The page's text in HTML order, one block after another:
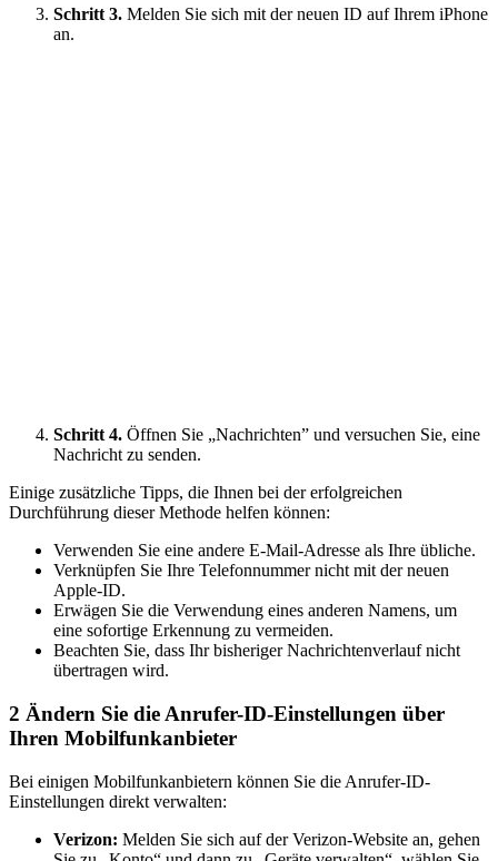
Schritt 3. Melden Sie sich mit der neuen ID auf Ihrem iPhone
an.
Schritt 4. Öffnen Sie „Nachrichten” und versuchen Sie, eine
Nachricht zu senden.
Einige zusätzliche Tipps, die Ihnen bei der erfolgreichen
Durchführung dieser Methode helfen können:
Verwenden Sie eine andere E-Mail-Adresse als Ihre übliche.
Verknüpfen Sie Ihre Telefonnummer nicht mit der neuen
Apple-ID.
Erwägen Sie die Verwendung eines anderen Namens, um
eine sofortige Erkennung zu vermeiden.
Beachten Sie, dass Ihr bisheriger Nachrichtenverlauf nicht
übertragen wird.
2 Ändern Sie die Anrufer-ID-Einstellungen über
Ihren Mobilfunkanbieter
Bei einigen Mobilfunkanbietern können Sie die Anrufer-ID-
Einstellungen direkt verwalten:
Verizon: Melden Sie sich auf der Verizon-Website an, gehen